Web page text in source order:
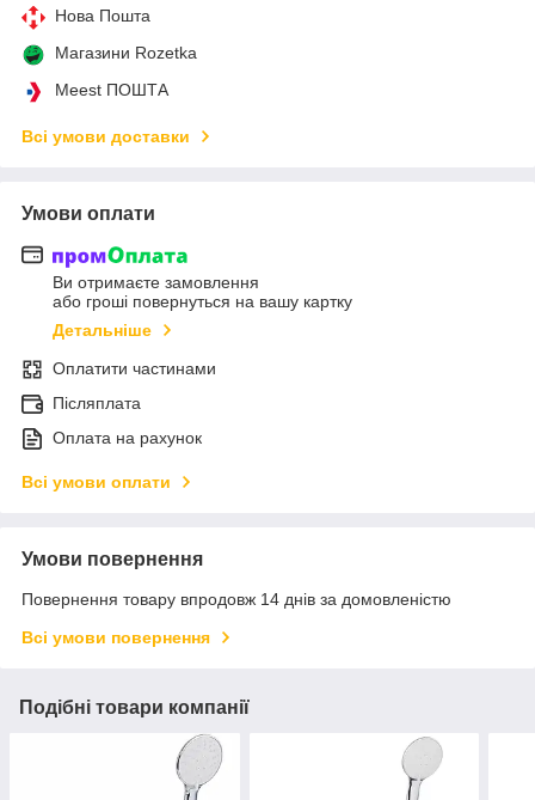
Нова Пошта
Магазини Rozetka
Meest ПОШТА
Всі умови доставки
Умови оплати
Ви отримаєте замовлення
або гроші повернуться на вашу картку
Детальніше
Оплатити частинами
Післяплата
Оплата на рахунок
Всі умови оплати
Умови повернення
Повернення товару впродовж 14 днів за домовленістю
Всі умови повернення
Подібні товари компанії